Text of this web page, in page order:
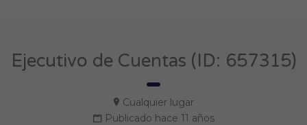
Ejecutivo de Cuentas (ID: 657315)
Cualquier lugar
Publicado hace 11 años